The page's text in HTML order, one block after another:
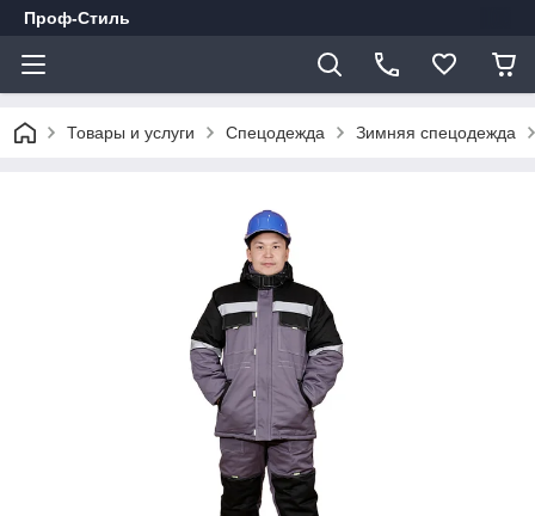
Проф-Стиль
Товары и услуги Спецодежда Зимняя спецодежда